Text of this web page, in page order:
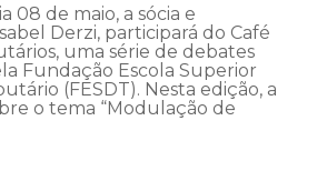
08 de maio, a sócia e
Derzi, participará do Café
uma série de debates
Fundação Escola Superior
(FESDT). Nesta edição, a
o tema “Modulação de